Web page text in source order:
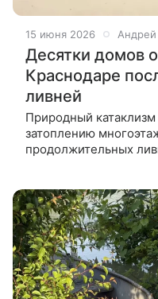
15 июня 2026
Десятки домов
Краснодаре
ливней
Природный
затоплению
продолжительных